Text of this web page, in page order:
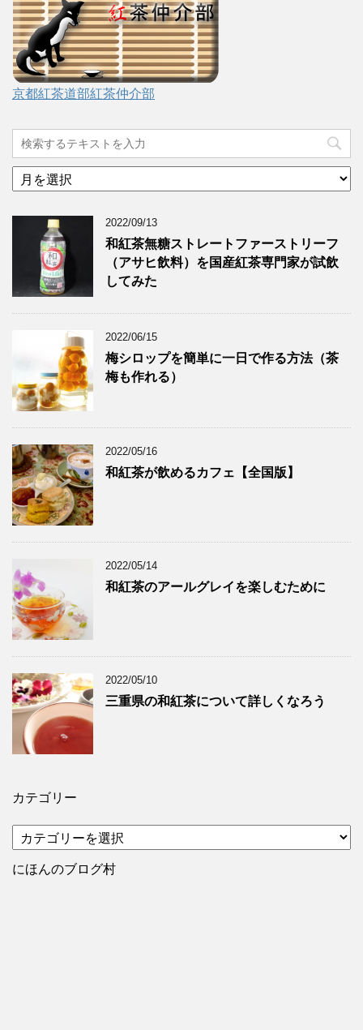
京都紅茶道部紅茶仲介部
ア
ー
2022/09/13
和紅茶無糖ストレートファーストリーフ
（アサヒ飲料）を国産紅茶専門家が試飲
してみた
2022/06/15
梅シロップを簡単に一日で作る方法（茶
梅も作れる）
2022/05/16
和紅茶が飲めるカフェ【全国版】
2022/05/14
和紅茶のアールグレイを楽しむために
2022/05/10
三重県の和紅茶について詳しくなろう
カテゴリー
テ
ゴ
にほんのブログ村